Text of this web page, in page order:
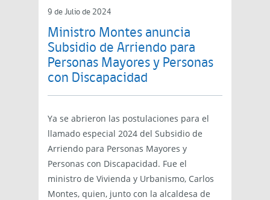
9 de Julio de 2024
Ministro Montes anuncia
Subsidio de Arriendo para
Personas Mayores y Personas
con Discapacidad
Ya se abrieron las postulaciones para el
llamado especial 2024 del Subsidio de
Arriendo para Personas Mayores y
Personas con Discapacidad. Fue el
ministro de Vivienda y Urbanismo, Carlos
Montes, quien, junto con la alcaldesa de